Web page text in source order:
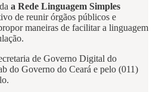
a Rede Linguagem Simples
de reunir órgãos públicos e
maneiras de facilitar a linguagem
de Governo Digital do
do Governo do Ceará e pelo (011)